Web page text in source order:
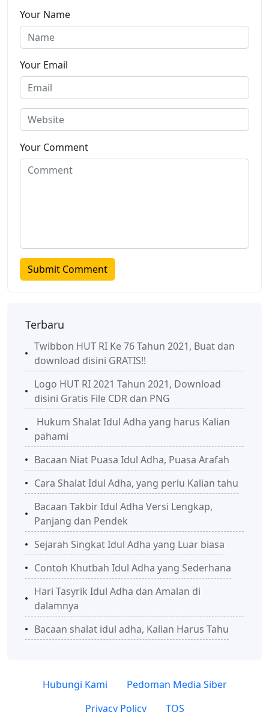
Your Name
Your Email
Your Comment
Terbaru
Twibbon HUT RI Ke 76 Tahun 2021, Buat dan
download disini GRATIS!!
Logo HUT RI 2021 Tahun 2021, Download
disini Gratis File CDR dan PNG
Hukum Shalat Idul Adha yang harus Kalian
pahami
Bacaan Niat Puasa Idul Adha, Puasa Arafah
Cara Shalat Idul Adha, yang perlu Kalian tahu
Bacaan Takbir Idul Adha Versi Lengkap,
Panjang dan Pendek
Sejarah Singkat Idul Adha yang Luar biasa
Contoh Khutbah Idul Adha yang Sederhana
Hari Tasyrik Idul Adha dan Amalan di
dalamnya
Bacaan shalat idul adha, Kalian Harus Tahu
Hubungi Kami
Pedoman Media Siber
Privacy Policy
TOS